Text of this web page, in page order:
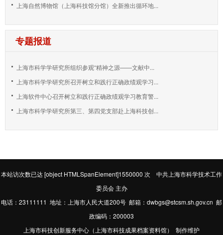
上海自然博物馆（上海科技馆分馆）全新推出循环地...
专题报道
上海市科学学研究所组织参观“精神之源——文献中...
上海市科学学研究所召开树立和践行正确政绩观学习...
上海软件中心召开树立和践行正确政绩观学习教育警...
上海市科学学研究所第三、第四党支部赴上海科技创...
本站访次数已达[object HTMLSpanElement]1550000 次 中共上海市科学技术工作
委员会 主办
电话：23111111 地址：上海市人民大道200号 邮箱：dwbgs@stcsm.sh.gov.cn 邮
政编码：200003
上海市科技创新服务中心（上海市科技成果档案资料馆） 制作维护